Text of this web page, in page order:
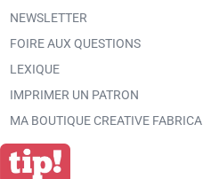
NEWSLETTER
FOIRE AUX QUESTIONS
LEXIQUE
IMPRIMER UN PATRON
MA BOUTIQUE CREATIVE FABRICA